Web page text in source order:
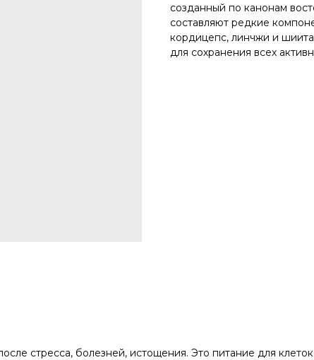
созданный по канонам
составляют редкие
кордицепс, линчжи и
для сохранения всех
стресса, болезней, истощения. Это питание для